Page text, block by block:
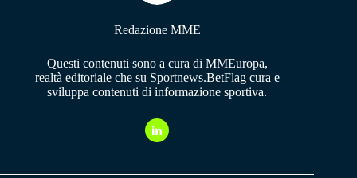
Redazione MME
Questi contenuti sono a cura di MMEuropa,
realtà editoriale che su Sportnews.BetFlag cura e
sviluppa contenuti di informazione sportiva.